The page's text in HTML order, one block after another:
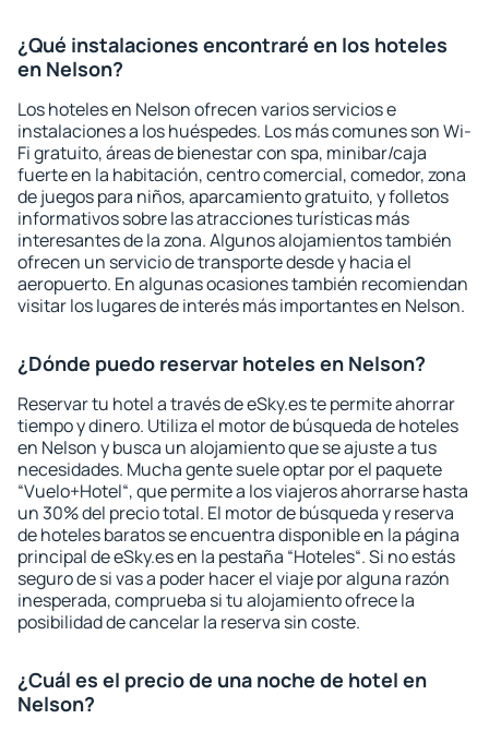
¿Qué instalaciones encontraré en los hoteles
en Nelson?
Los hoteles en Nelson ofrecen varios servicios e
instalaciones a los huéspedes. Los más comunes son Wi-
Fi gratuito, áreas de bienestar con spa, minibar/caja
fuerte en la habitación, centro comercial, comedor, zona
de juegos para niños, aparcamiento gratuito, y folletos
informativos sobre las atracciones turísticas más
interesantes de la zona. Algunos alojamientos también
ofrecen un servicio de transporte desde y hacia el
aeropuerto. En algunas ocasiones también recomiendan
visitar los lugares de interés más importantes en Nelson.
¿Dónde puedo reservar hoteles en Nelson?
Reservar tu hotel a través de eSky.es te permite ahorrar
tiempo y dinero. Utiliza el motor de búsqueda de hoteles
en Nelson y busca un alojamiento que se ajuste a tus
necesidades. Mucha gente suele optar por el paquete
“Vuelo+Hotel“, que permite a los viajeros ahorrarse hasta
un 30% del precio total. El motor de búsqueda y reserva
de hoteles baratos se encuentra disponible en la página
principal de eSky.es en la pestaña “Hoteles“. Si no estás
seguro de si vas a poder hacer el viaje por alguna razón
inesperada, comprueba si tu alojamiento ofrece la
posibilidad de cancelar la reserva sin coste.
¿Cuál es el precio de una noche de hotel en
Nelson?